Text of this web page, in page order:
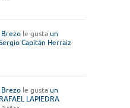
le gusta un
Capitán Herraiz
le gusta un
RAFAEL LAPIEDRA